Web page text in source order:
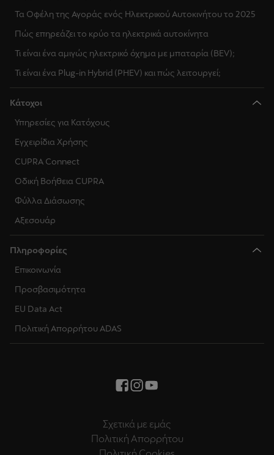
Τα Οφέλη της Αγοράς ενός Ηλεκτρικού Αυτοκινήτου το 2025
Πώς επηρεάζει το κρύο τα ηλεκτρικά αυτοκίνητα
Τι είναι ένα αμιγώς ηλεκτρικό όχημα με μπαταρία (BEV);
Τι είναι ένα Plug-in Hybrid (PHEV) και πώς λειτουργεί;
Κάτοχοι
Υπηρεσίες για Κατόχους
Εγχειρίδια Χρήσης
CUPRA Connect
Οδική Βοήθεια CUPRA
Φύλλα Διάσωσης
Αξεσουάρ
Πληροφορίες
Επικοινωνία
Προσβασιμότητα
EU Data Act
Πολιτική Απορρήτου ADAS
Σχετικά με εμάς
Πολιτική Απορρήτου